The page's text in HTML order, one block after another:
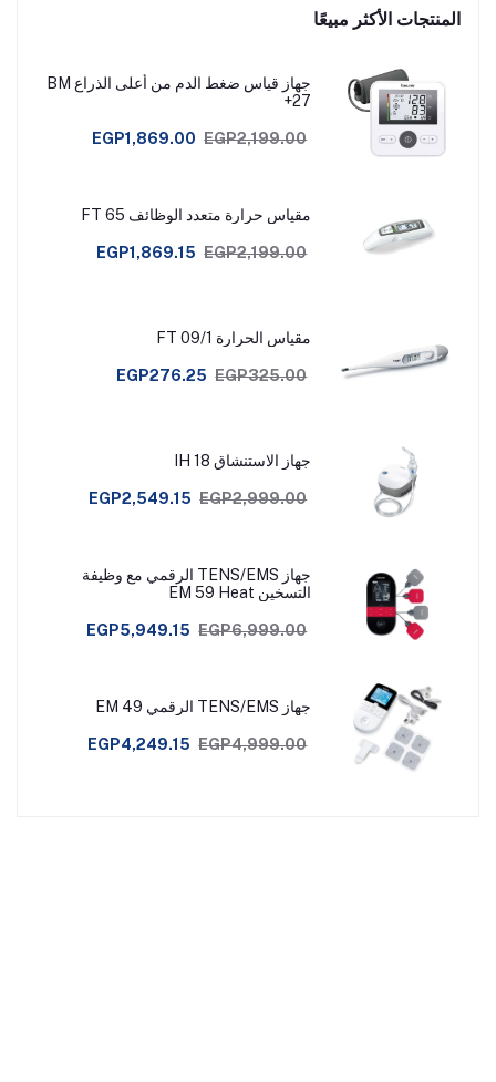
المنتجات الأكثر مبيعًا
جهاز قياس ضغط الدم من أعلى الذراع BM
27+
EGP1,869.00 EGP2,199.00
مقياس حرارة متعدد الوظائف FT 65
EGP1,869.15 EGP2,199.00
مقياس الحرارة FT 09/1
EGP276.25 EGP325.00
جهاز الاستنشاق IH 18
EGP2,549.15 EGP2,999.00
جهاز TENS/EMS الرقمي مع وظيفة
التسخين EM 59 Heat
EGP5,949.15 EGP6,999.00
جهاز TENS/EMS الرقمي EM 49
EGP4,249.15 EGP4,999.00